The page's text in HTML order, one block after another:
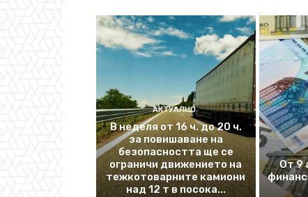
АКТУАЛНО
В неделя от 16 ч. до 20 ч.
за повишаване на
безопасността ще се
ограничи движението на
тежкотоварните камиони
над 12 т в посока...
От 9